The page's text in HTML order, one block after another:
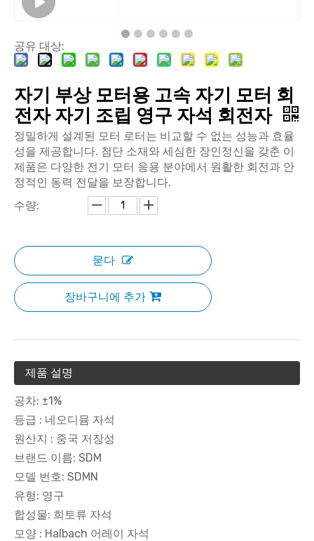
공유 대상:
자기 부상 모터용 고속 자기 모터 회
전자 자기 조립 영구 자석 회전자
정밀하게 설계된 모터 로터는 비교할 수 없는 성능과 효율
성을 제공합니다. 첨단 소재와 세심한 장인정신을 갖춘 이
제품은 다양한 전기 모터 응용 분야에서 원활한 회전과 안
정적인 동력 전달을 보장합니다.
수량:
묻다
장바구니에 추가
제품 설명
공차: ±1%
등급 : 네오디뮴 자석
원산지 : 중국 저장성
브랜드 이름: SDM
모델 번호: SDMN
유형: 영구
합성물: 희토류 자석
모양 : Halbach 어레이 자석